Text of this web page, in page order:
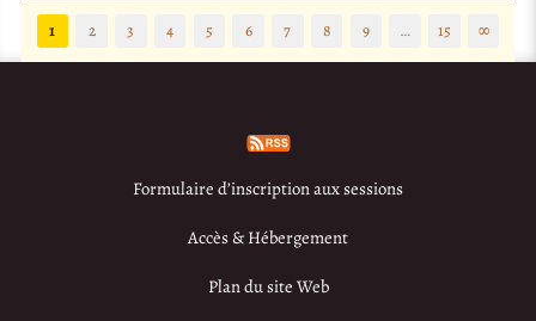
1
2 3 4 5 6 7 8 9 … 15 ∞
Formulaire d’inscription aux sessions
Accès & Hébergement
Plan du site Web